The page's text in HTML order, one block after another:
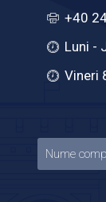
+40
Luni -
Vineri